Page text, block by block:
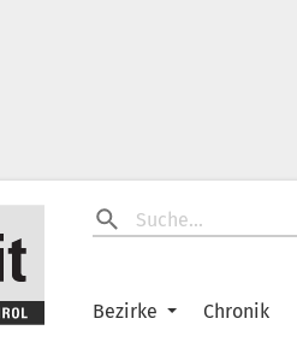
Bezirke Chronik